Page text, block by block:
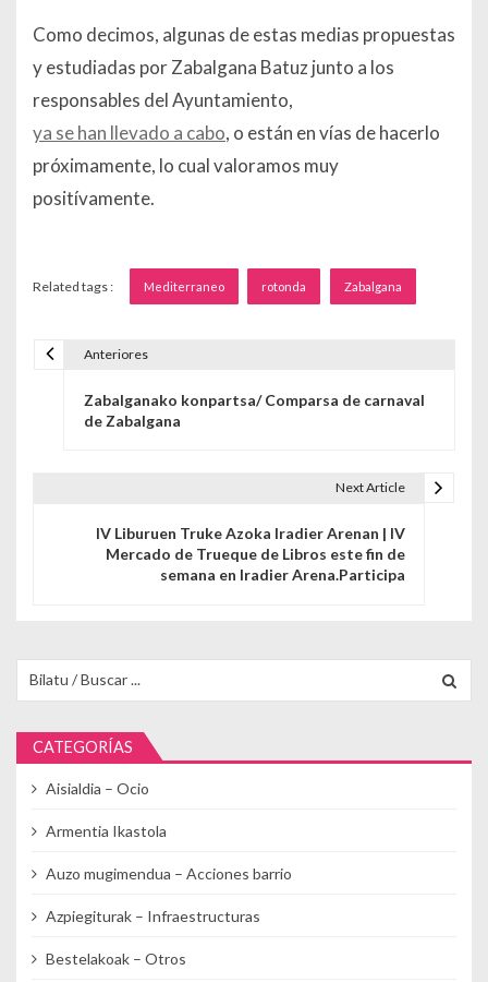
Como decimos, algunas de estas medias propuestas
y estudiadas por Zabalgana Batuz junto a los
responsables del Ayuntamiento,
ya se han llevado a cabo, o están en vías de hacerlo
próximamente, lo cual valoramos muy
positívamente.
Related tags : Mediterraneo rotonda Zabalgana
Anteriores
Zabalganako konpartsa/ Comparsa de carnaval
de Zabalgana
Next Article
IV Liburuen Truke Azoka Iradier Arenan | IV
Mercado de Trueque de Libros este fin de
semana en Iradier Arena.Participa
CATEGORÍAS
Aisialdia – Ocio
Armentia Ikastola
Auzo mugimendua – Acciones barrio
Azpiegiturak – Infraestructuras
Bestelakoak – Otros